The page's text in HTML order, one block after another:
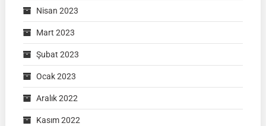
Nisan 2023
Mart 2023
Şubat 2023
Ocak 2023
Aralık 2022
Kasım 2022